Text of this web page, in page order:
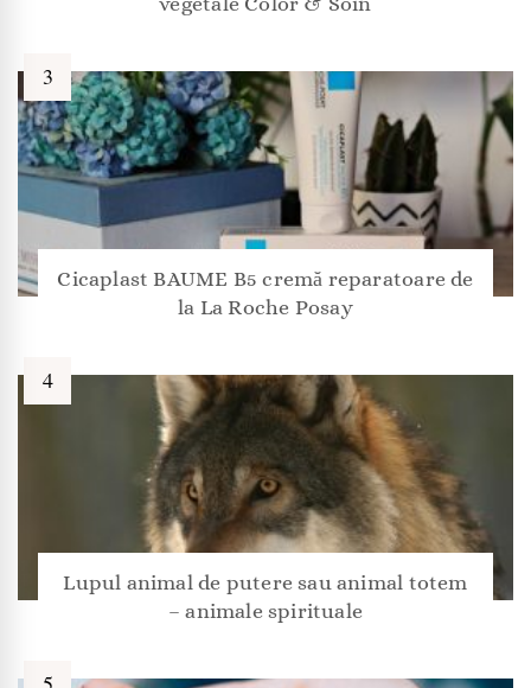
Cicaplast BAUME B5 cremă reparatoare de
la La Roche Posay
Lupul animal de putere sau animal totem
– animale spirituale